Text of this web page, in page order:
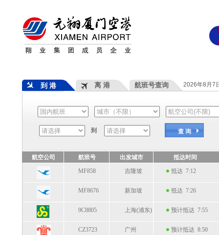
到 港 离 港 航班号查询 2026年8月7
到 查 询
航空公司 航班号 出发城市
抵达时间
MF858
吉隆坡 抵达 7:12
MF8676 新加坡 抵达 7:26
9C8805 上海(浦东) 预计抵达 7:55
CZ3723 广州 预计抵达 8:50